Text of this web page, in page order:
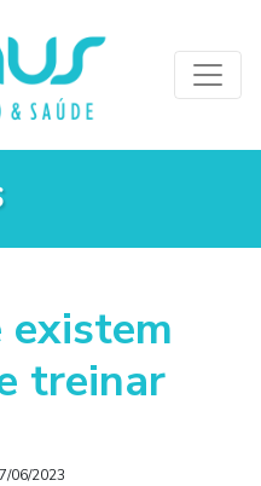
existem
treinar
06/2023